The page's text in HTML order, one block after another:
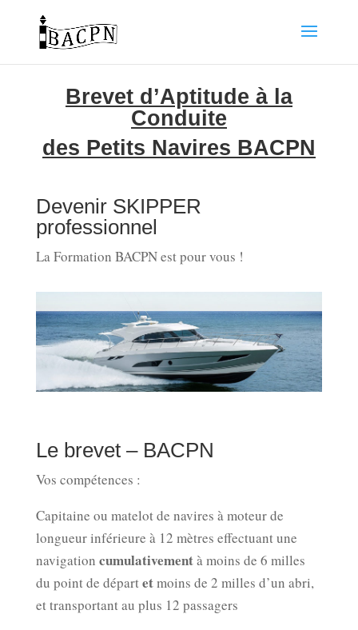
Brevet d’Aptitude à la
Conduite
des Petits Navires BACPN
Devenir SKIPPER
professionnel
La Formation BACPN est pour vous !
Le brevet – BACPN
Vos compétences :
Capitaine ou matelot de navires à moteur de
longueur inférieure à 12 mètres effectuant une
navigation cumulativementà moins de 6 milles
du point de départetmoins de 2 milles d’un abri,
et transportant au plus 12 passagers